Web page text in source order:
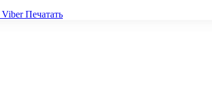
Viber Печатать